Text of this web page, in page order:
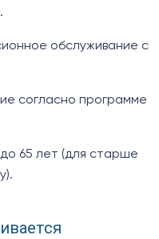
обслуживание с
согласно программе
65 лет (для старше